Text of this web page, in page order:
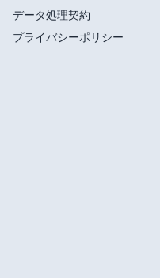
データ処理契約
プライバシーポリシー